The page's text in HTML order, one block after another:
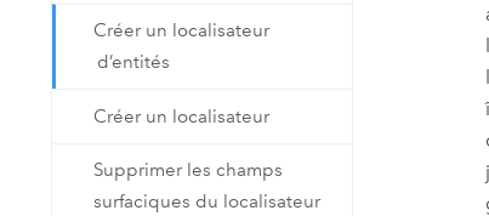
Créer un localisateur
d’entités
Créer un localisateur
Supprimer les champs
surfaciques du localisateur